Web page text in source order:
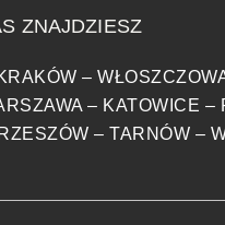
ZNAJDZIESZ
–
– KATOWICE –
RZESZÓW – TARNÓW –